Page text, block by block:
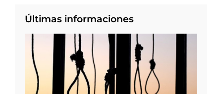
Últimas informaciones